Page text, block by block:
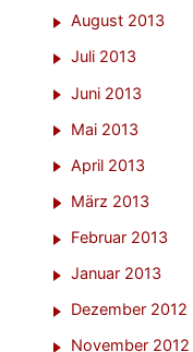
August 2013
Juli 2013
Juni 2013
Mai 2013
April 2013
März 2013
Februar 2013
Januar 2013
Dezember 2012
November 2012